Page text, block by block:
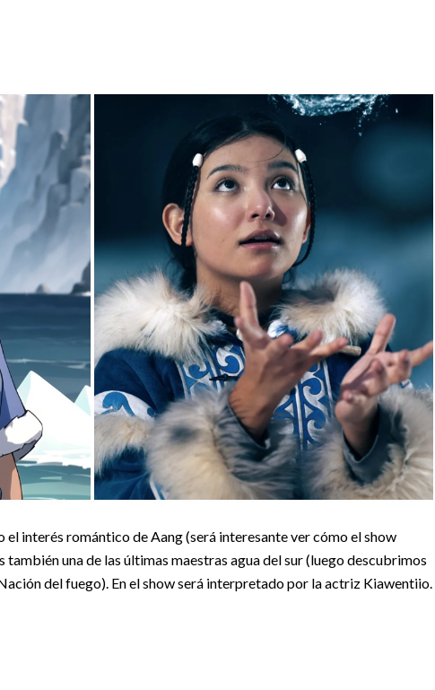
el interés romántico de Aang (será interesante ver cómo el show
también una de las últimas maestras agua del sur (luego descubrimos
del fuego). En el show será interpretado por la actriz Kiawentiio.